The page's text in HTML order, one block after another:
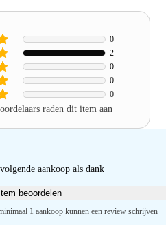
0
0
0
2
0
raden dit item aan
aankoop als dank
beoordelen
1 aankoop kunnen een review schrijven